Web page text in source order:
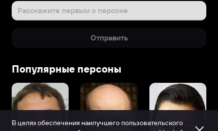
Расскажите первым о персоне
Отправить
Популярные персоны
В целях обеспечения наилучшего пользовательского